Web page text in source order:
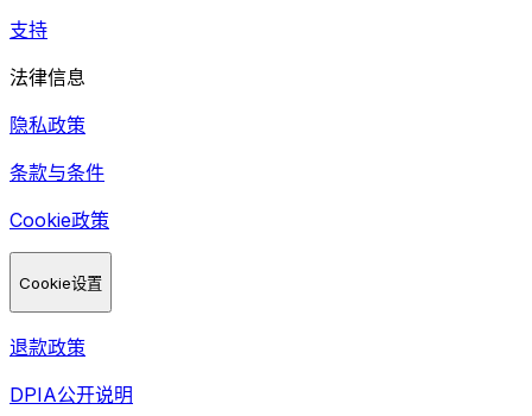
支持
法律信息
隐私政策
条款与条件
Cookie政策
Cookie设置
退款政策
DPIA公开说明